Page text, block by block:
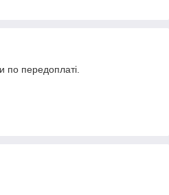
по передоплаті.